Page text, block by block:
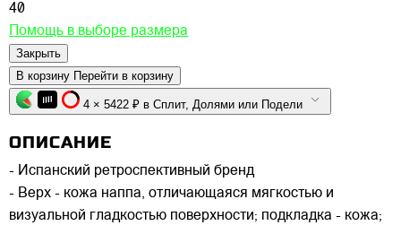
40
Помощь в выборе размера
Закрыть
В корзину Перейти в корзину
4 × 5422 ₽ в Сплит, Долями или Подели
ОПИСАНИЕ
- Испанский ретроспективный бренд
- Верх - кожа наппа, отличающаяся мягкостью и
визуальной гладкостью поверхности; подкладка - кожа;